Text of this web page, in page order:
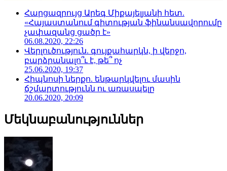
Հարցազրույց Արեգ Միքայելյանի հետ.
«Հայաստանում գիտության ֆինանսավորումը
չափազանց ցածր է»
06.08.2020, 22:26
Վերլուծություն. գույքահարկն, ի վերջո,
բարձրանալո՞ւ է, թե՞ ոչ
25.06.2020, 19:37
Հիպնոսի ներքո. ենթարկվելու մասին
ճշմարտությունն ու առասպելը
20.06.2020, 20:09
Մեկնաբանություններ